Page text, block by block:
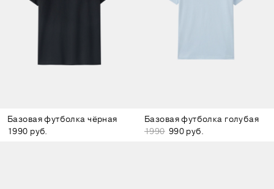
Базовая футболка чёрная
1990 руб.
Базовая футболка голубая
1990 990 руб.